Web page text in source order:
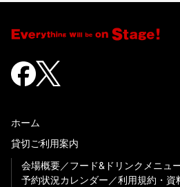
ホーム
貸切ご利用案内
会場概要
フード&ドリンクメニュ
予約状況カレンダー
利用規約・資